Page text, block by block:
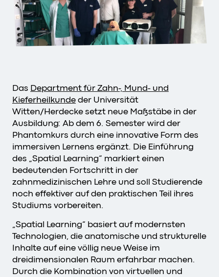
Das Department für Zahn-, Mund- und
Kieferheilkunde der Universität
Witten/Herdecke setzt neue Maßstäbe in der
Ausbildung: Ab dem 6. Semester wird der
Phantomkurs durch eine innovative Form des
immersiven Lernens ergänzt. Die Einführung
des „Spatial Learning“ markiert einen
bedeutenden Fortschritt in der
zahnmedizinischen Lehre und soll Studierende
noch effektiver auf den praktischen Teil ihres
Studiums vorbereiten.
„Spatial Learning“ basiert auf modernsten
Technologien, die anatomische und strukturelle
Inhalte auf eine völlig neue Weise im
dreidimensionalen Raum erfahrbar machen.
Durch die Kombination von virtuellen und